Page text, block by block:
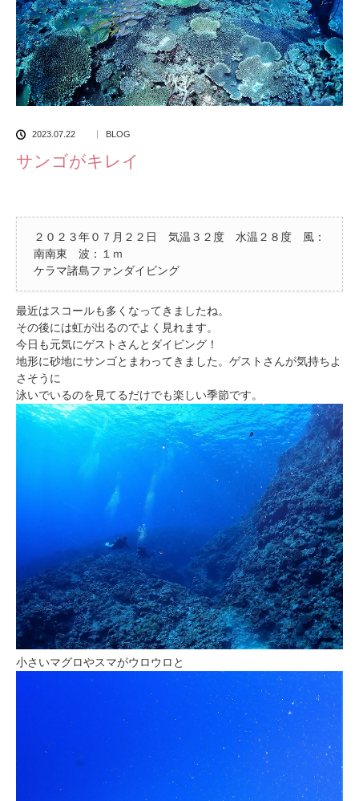
2023.07.22 BLOG
サンゴがキレイ
２０２３年０７月２２日 気温３２度 水温２８度 風：
南南東 波：１ｍ
ケラマ諸島ファンダイビング
最近はスコールも多くなってきましたね。
その後には虹が出るのでよく見れます。
今日も元気にゲストさんとダイビング！
地形に砂地にサンゴとまわってきました。ゲストさんが気持ちよ
さそうに
泳いでいるのを見てるだけでも楽しい季節です。
小さいマグロやスマがウロウロと